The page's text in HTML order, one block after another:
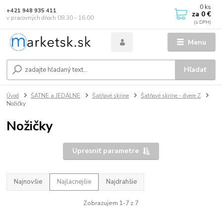
Menu
Hľadať
+421 948 935 411
v pracovných dňoch 08.30 - 16.00
0 ks
za 0 €
Úvod ŠATNE a JEDÁLNE Šatňové skrine
Šatňové skrine - dvere Z
Nožičky
Nožičky
Upresniť parametre
Najnovšie Najlacnejšie Najdrahšie
Zobrazujem 1-7 z 7